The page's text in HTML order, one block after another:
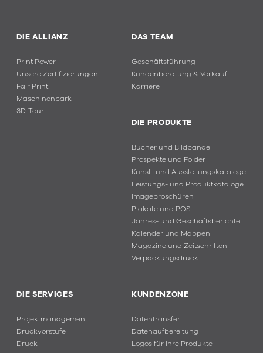
DIE ALLIANZ
Print Power
Unsere Zertifizierungen
Fair Print
Maschinenpark
3D-Tour
DAS TEAM
Geschäftsführung
Kundenberatung & Verkauf
Karriere
DIE PRODUKTE
Bücher und Bildbände
Prospekte und Folder
Kunst- und Ausstellungskataloge
Leistungs- und Produktkataloge
Imagebroschüren
Plakate und POS
Jahres- und Geschäftsberichte
Kalender und Mappen
Magazine und Zeitschriften
Verpackungsdruck
DIE SERVICES
Projektmanagement
Druckvorstufe
Druck
KUNDENZONE
Datentransfer
Datenaufbereitung
Logos für Ihre Produkte